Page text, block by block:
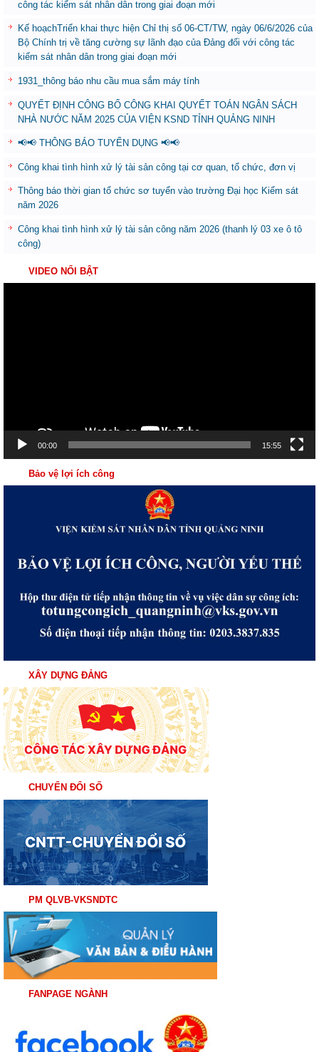
công tác kiểm sát nhân dân trong giai đoạn mới
Kế hoạchTriển khai thực hiện Chỉ thị số 06-CT/TW, ngày 06/6/2026 của
Bộ Chính trị về tăng cường sự lãnh đạo của Đảng đối với công tác
kiểm sát nhân dân trong giai đoạn mới
1931_thông báo nhu cầu mua sắm máy tính
QUYẾT ĐỊNH CÔNG BỐ CÔNG KHAI QUYẾT TOÁN NGÂN SÁCH
NHÀ NƯỚC NĂM 2025 CỦA VIỆN KSND TỈNH QUẢNG NINH
📢📢 THÔNG BÁO TUYỂN DỤNG 📢📢
Công khai tình hình xử lý tài sản công tại cơ quan, tổ chức, đơn vị
Thông báo thời gian tổ chức sơ tuyển vào trường Đại học Kiểm sát
năm 2026
Công khai tình hình xử lý tài sản công năm 2026 (thanh lý 03 xe ô tô
công)
VIDEO NỔI BẬT
00:00 15:55
Bảo vệ lợi ích công
XÂY DỰNG ĐẢNG
CHUYỂN ĐỔI SỐ
PM QLVB-VKSNDTC
FANPAGE NGÀNH